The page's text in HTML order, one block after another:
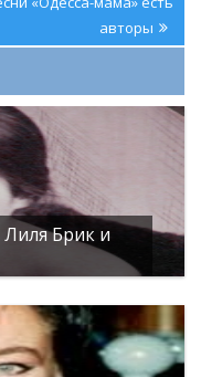
авторы
Брик и